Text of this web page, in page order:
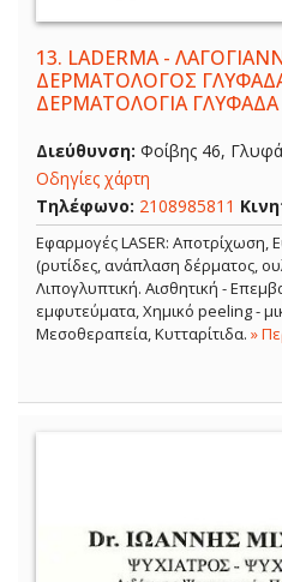
13. LADERMA -
ΔΕΡΜΑΤΟΛΟΓΟΣ
ΔΕΡΜΑΤΟΛΟΓΙΑ ΓΛΥΦΑΔΑ
Διεύθυνση: Φοίβης 46,
Οδηγίες χάρτη
Τηλέφωνο: 2108985811
Εφαρμογές LASER: Αποτρίχωση,
(ρυτίδες, ανάπλαση δέρματος,
Λιπογλυπτική. Αισθητική -
εμφυτεύματα, Χημικό peeling -
Μεσοθεραπεία, Κυτταρίτιδα. »